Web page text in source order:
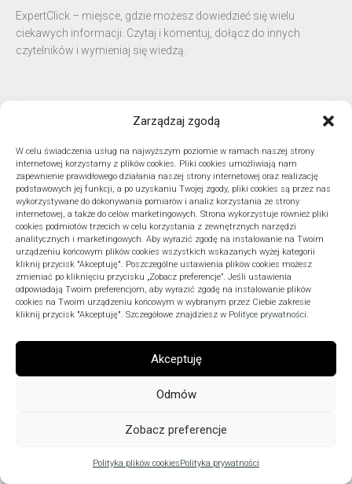
Zarządzaj zgodą
W celu świadczenia usług na najwyższym poziomie w ramach naszej strony
internetowej korzystamy z plików cookies. Pliki cookies umożliwiają nam
zapewnienie prawidłowego działania naszej strony internetowej oraz realizację
podstawowych jej funkcji, a po uzyskaniu Twojej zgody, pliki cookies są przez nas
wykorzystywane do dokonywania pomiarów i analiz korzystania ze strony
internetowej, a także do celów marketingowych. Strona wykorzystuje również pliki
cookies podmiotów trzecich w celu korzystania z zewnętrznych narzędzi
analitycznych i marketingowych. Aby wyrazić zgodę na instalowanie na Twoim
urządzeniu końcowym plików cookies wszystkich wskazanych wyżej kategorii
kliknij przycisk "Akceptuję". Poszczególne ustawienia plików cookies możesz
zmieniać po kliknięciu przycisku „Zobacz preferencje”. Jeśli ustawienia
odpowiadają Twoim preferencjom, aby wyrazić zgodę na instalowanie plików
cookies na Twoim urządzeniu końcowym w wybranym przez Ciebie zakresie
kliknij przycisk "Akceptuję". Szczegółowe znajdziesz w Polityce prywatności.
Akceptuję
Odmów
Zobacz preferencje
Polityka plików cookiesPolityka prywatności
ExpertClick – miejsce, gdzie możesz dowiedzieć się wielu
ciekawych informacji. Czytaj i komentuj, dołącz do innych
czytelników i wymieniaj się wiedzą.
sierpień 2026
P
W
1
3
4 5 6 7 8
9
10
11 12 13 14 15
16
17
18 19 20 21 22
23
24
25 26 27 28 29
30
31
« lip